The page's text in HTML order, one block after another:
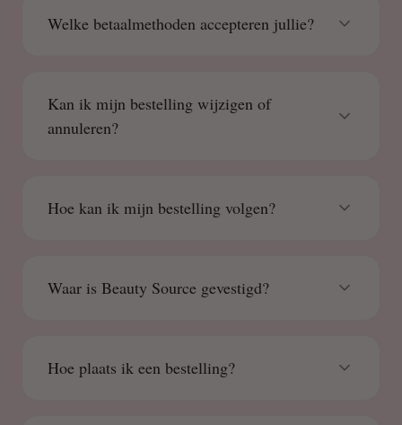
Welke betaalmethoden accepteren jullie?
Kan ik mijn bestelling wijzigen of
annuleren?
Hoe kan ik mijn bestelling volgen?
Waar is Beauty Source gevestigd?
Hoe plaats ik een bestelling?